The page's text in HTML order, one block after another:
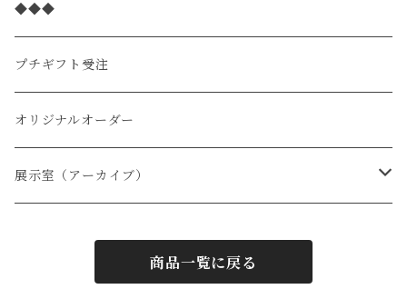
◆◆◆
プチギフト受注
オリジナルオーダー
展示室（アーカイブ）
猫スペシャル
商品一覧に戻る